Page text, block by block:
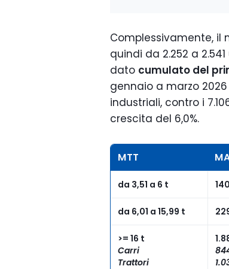
Complessivamente, il
quindi da 2.252 a
dato cumulato del
gennaio a marzo
industriali, contro i
crescita del 6,0%.
MTT
da 3,51 a 6 t 140
da 6,01 a 15,99 t
>= 16 t
Carri
Trattori